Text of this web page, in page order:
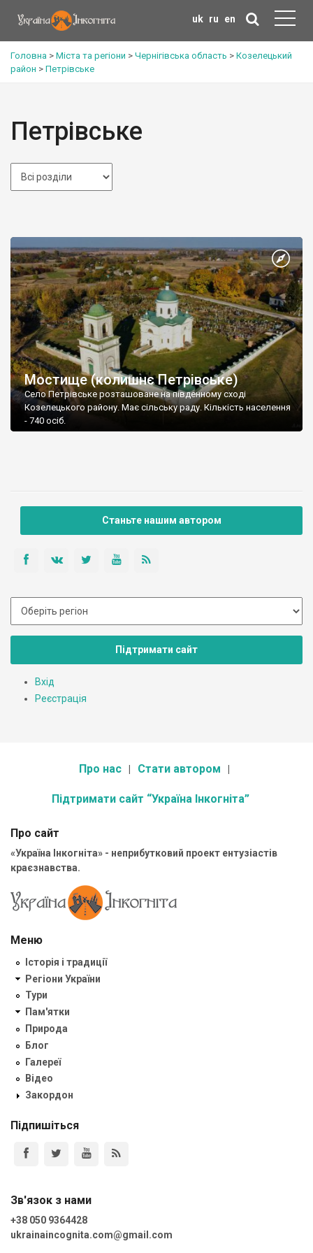
uk ru en
Головна > Міста та регіони > Чернігівська область > Козелецький
район > Петрівське
Петрівське
Мостище (колишнє Петрівське)
Село Петрівське розташоване на південному сході
Козелецького району. Має сільську раду. Кількість населення
- 740 осіб.
Станьте нашим автором
Підтримати сайт
Вхід
Реєстрація
Про нас Стати автором
Підтримати сайт “Україна Інкогніта”
Про сайт
«Україна Інкогніта» - неприбутковий проект ентузіастів
краєзнавства.
Меню
Історія і традиції
Регіони України
Тури
Пам'ятки
Природа
Блог
Галереї
Відео
Закордон
Підпишіться
Зв'язок з нами
+38 050 9364428
ukrainaincognita.com@gmail.com